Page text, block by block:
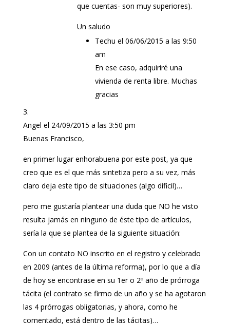
que cuentas- son muy superiores).
Un saludo
Techu el 06/06/2015 a las 9:50
am
En ese caso, adquiriré una
vivienda de renta libre. Muchas
gracias
Angel el 24/09/2015 a las 3:50 pm
Buenas Francisco,
en primer lugar enhorabuena por este post, ya que
creo que es el que más sintetiza pero a su vez, más
claro deja este tipo de situaciones (algo díficil)…
pero me gustaría plantear una duda que NO he visto
resulta jamás en ninguno de éste tipo de artículos,
sería la que se plantea de la siguiente situación:
Con un contato NO inscrito en el registro y celebrado
en 2009 (antes de la última reforma), por lo que a día
de hoy se encontrase en su 1er o 2º año de prórroga
tácita (el contrato se firmo de un año y se ha agotaron
las 4 prórrogas obligatorias, y ahora, como he
comentado, está dentro de las tácitas)…